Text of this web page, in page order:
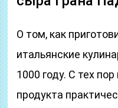
О том, как
итальянские
1000 году. С тех
продукта